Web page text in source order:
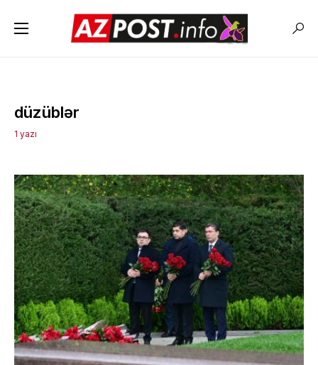
düzüblər
1 yazı